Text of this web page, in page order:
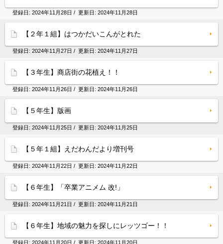
登録日: 2024年11月28日 / 更新日: 2024年11月28日
【２年１組】はつかだいこんがとれた
登録日: 2024年11月27日 / 更新日: 2024年11月27日
【３年生】商店街の花植え！！
登録日: 2024年11月26日 / 更新日: 2024年11月26日
【５年生】版画
登録日: 2024年11月25日 / 更新日: 2024年11月25日
【５年１組】えだわんだより増刊号
登録日: 2024年11月22日 / 更新日: 2024年11月22日
【６年生】「卒業アニメム 改!」
登録日: 2024年11月21日 / 更新日: 2024年11月21日
【６年生】地域の魅力を探しにレッツゴー！！
登録日: 2024年11月20日 / 更新日: 2024年11月20日